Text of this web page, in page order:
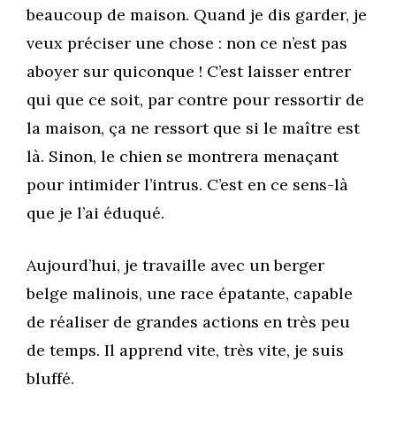
beaucoup de maison. Quand je dis garder, je
veux préciser une chose : non ce n’est pas
aboyer sur quiconque ! C’est laisser entrer
qui que ce soit, par contre pour ressortir de
la maison, ça ne ressort que si le maître est
là. Sinon, le chien se montrera menaçant
pour intimider l’intrus. C’est en ce sens-là
que je l’ai éduqué.
Aujourd’hui, je travaille avec un berger
belge malinois, une race épatante, capable
de réaliser de grandes actions en très peu
de temps. Il apprend vite, très vite, je suis
bluffé.